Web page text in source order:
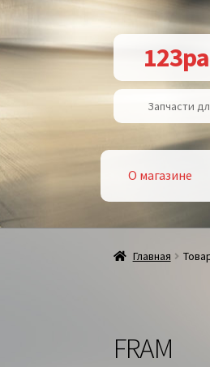
Перейти
к
навигации
Перейти
к
содержимому
Запчасти
О магазине
Главная
FRAM